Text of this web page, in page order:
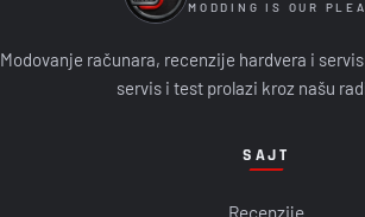
MODDING IS OUR
Modovanje računara, recenzije hardvera i
servis i test prolazi kroz našu
SAJT
Recenzije